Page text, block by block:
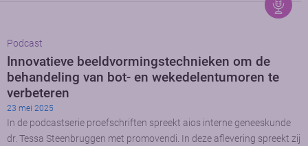
Podcast
Innovatieve beeldvormingstechnieken om de
behandeling van bot- en wekedelentumoren te
verbeteren
23 mei 2025
In de podcastserie proefschriften spreekt aios interne geneeskunde
dr. Tessa Steenbruggen met promovendi. In deze aflevering spreekt zij